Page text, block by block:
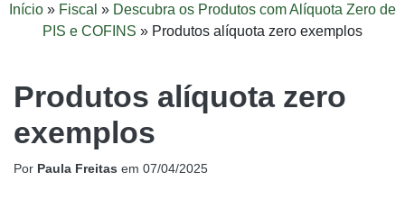
Início » Fiscal » Descubra os Produtos com Alíquota Zero de
PIS e COFINS » Produtos alíquota zero exemplos
Produtos alíquota zero
exemplos
Por Paula Freitas em 07/04/2025